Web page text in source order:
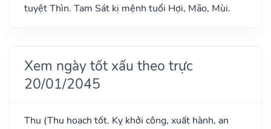
tuyệt Thìn. Tam Sát kị mệnh tuổi Hợi, Mão, Mùi.
Xem ngày tốt xấu theo trực
20/01/2045
Thu (Thu hoạch tốt. Kỵ khởi công, xuất hành, an